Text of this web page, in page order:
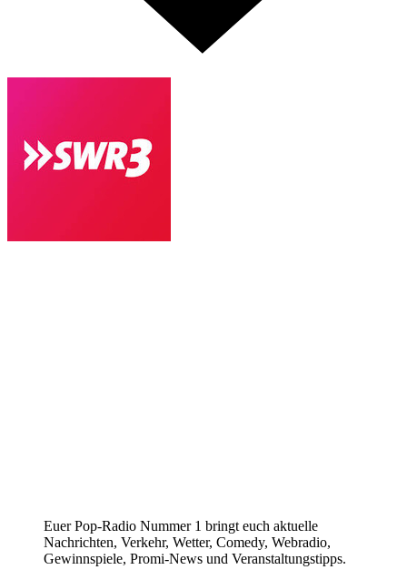
Euer Pop-Radio Nummer 1 bringt euch aktuelle
Nachrichten, Verkehr, Wetter, Comedy, Webradio,
Gewinnspiele, Promi-News und Veranstaltungstipps.